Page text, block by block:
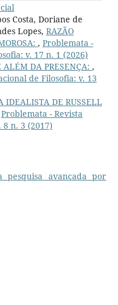
Costa, Doriane de
Lopes, RAZÃO
, Problemata -
v. 17 n. 1 (2026)
DA PRESENÇA: ,
de Filosofia: v. 13
IDEALISTA DE RUSSELL
Problemata - Revista
n. 3 (2017)
pesquisa avançada por